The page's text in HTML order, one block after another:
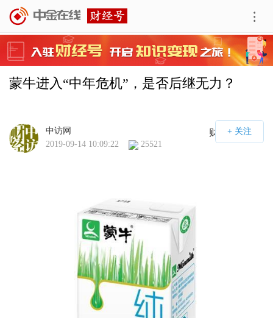
蒙牛进入“中年危机”，是否后继无力？
财经号APP
中访网
2019-09-14 10:09:22
25521